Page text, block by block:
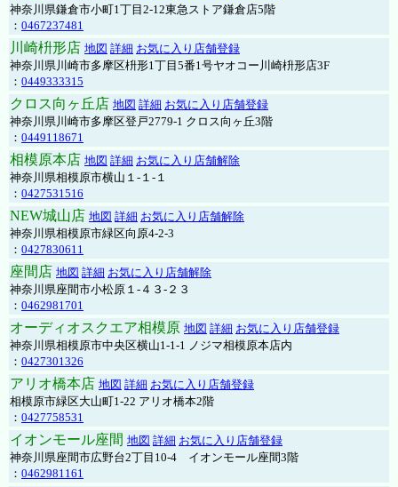
神奈川県鎌倉市小町1丁目2-12東急ストア鎌倉店5階
： 0467237481
川崎枡形店 地図 詳細 お気に入り店舗登録
神奈川県川崎市多摩区枡形1丁目5番1号ヤオコー川崎枡形店3F
： 0449333315
クロス向ヶ丘店 地図 詳細 お気に入り店舗登録
神奈川県川崎市多摩区登戸2779-1 クロス向ヶ丘3階
： 0449118671
相模原本店 地図 詳細 お気に入り店舗解除
神奈川県相模原市横山１-１-１
： 0427531516
NEW城山店 地図 詳細 お気に入り店舗解除
神奈川県相模原市緑区向原4-2-3
： 0427830611
座間店 地図 詳細 お気に入り店舗解除
神奈川県座間市小松原１-４３-２３
： 0462981701
オーディオスクエア相模原 地図 詳細 お気に入り店舗登録
神奈川県相模原市中央区横山1-1-1 ノジマ相模原本店内
： 0427301326
アリオ橋本店 地図 詳細 お気に入り店舗登録
相模原市緑区大山町1-22 アリオ橋本2階
： 0427758531
イオンモール座間 地図 詳細 お気に入り店舗登録
神奈川県座間市広野台2丁目10-4 イオンモール座間3階
： 0462981161